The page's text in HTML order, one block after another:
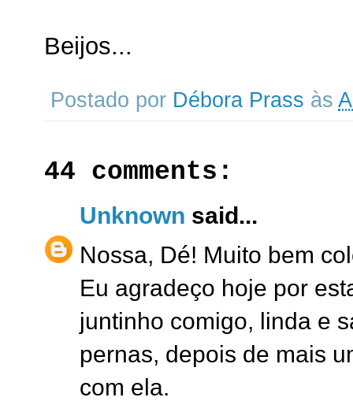
Beijos...
Postado por Débora Prass às
44 comments:
Unknown said...
Nossa, Dé! Muito bem
Eu agradeço hoje por
juntinho comigo, linda e
pernas, depois de mais
com ela.